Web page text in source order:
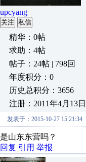
upcyang
关注 私信
精华：0帖
求助：4帖
帖子：24帖 | 798回
年度积分：0
历史总积分：3656
注册：2011年4月13日
发表于：2015-10-27 15:21:34
是山东东营吗
回复 引用 举报